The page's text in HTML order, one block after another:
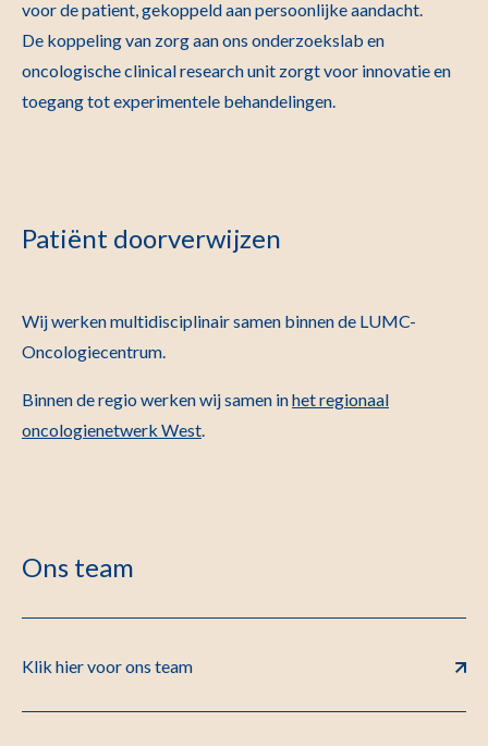
voor de patient, gekoppeld aan persoonlijke aandacht.
De koppeling van zorg aan ons onderzoekslab en
oncologische clinical research unit zorgt voor innovatie en
toegang tot experimentele behandelingen.
Patiënt doorverwijzen
Wij werken multidisciplinair samen binnen de LUMC-
Oncologiecentrum.
Binnen de regio werken wij samen inhet regionaal
oncologienetwerk West.
Ons team
Klik hier voor ons team